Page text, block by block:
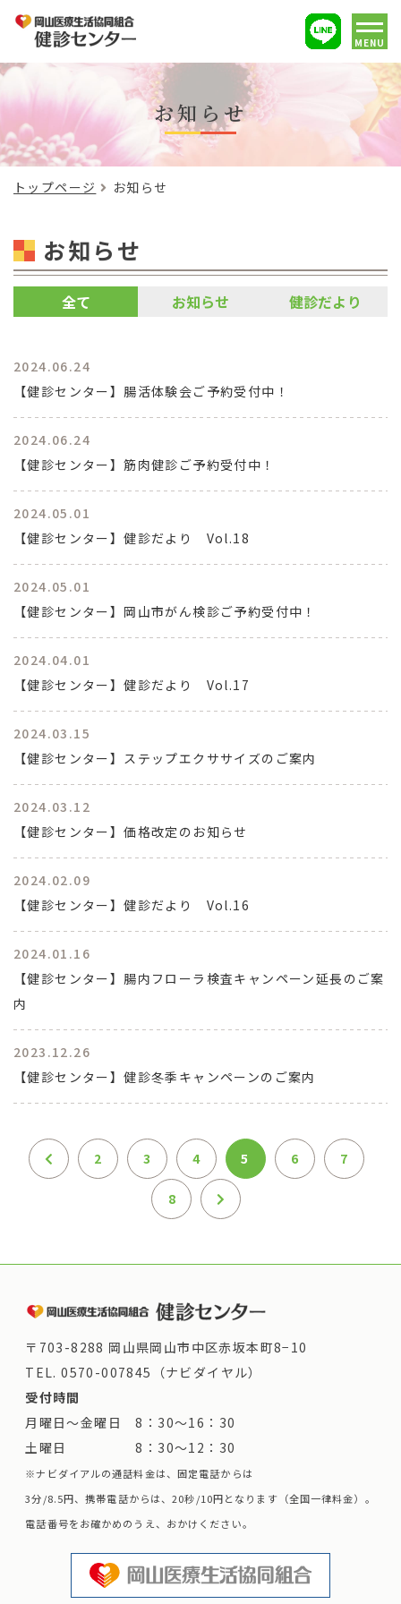
MENU
お知らせ
トップページ お知らせ
お知らせ
全て お知らせ 健診だより
2024.06.24
【健診センター】腸活体験会ご予約受付中！
2024.06.24
【健診センター】筋肉健診ご予約受付中！
2024.05.01
【健診センター】健診だより Vol.18
2024.05.01
【健診センター】岡山市がん検診ご予約受付中！
2024.04.01
【健診センター】健診だより Vol.17
2024.03.15
【健診センター】ステップエクササイズのご案内
2024.03.12
【健診センター】価格改定のお知らせ
2024.02.09
【健診センター】健診だより Vol.16
2024.01.16
【健診センター】腸内フローラ検査キャンペーン延長のご案
内
2023.12.26
【健診センター】健診冬季キャンペーンのご案内
2 3 4 5 6 7
8
〒703-8288 岡山県岡山市中区赤坂本町8−10
TEL.0570-007845（ナビダイヤル）
受付時間
月曜日～金曜日 8：30～16：30
土曜日 8：30～12：30
※ナビダイアルの通話料金は、固定電話からは
3分/8.5円、携帯電話からは、20秒/10円となります（全国一律料金）。
電話番号をお確かめのうえ、おかけください。